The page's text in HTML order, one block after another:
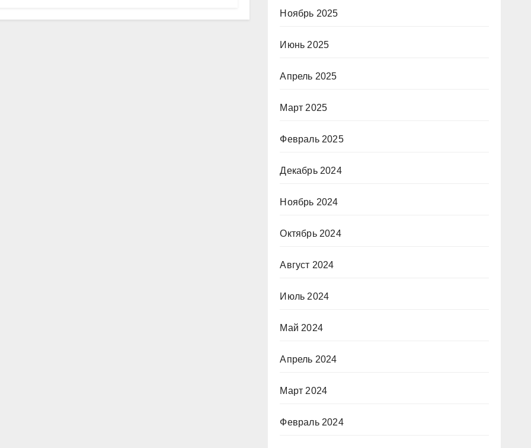
Ноябрь 2025
Июнь 2025
Апрель 2025
Март 2025
Февраль 2025
Декабрь 2024
Ноябрь 2024
Октябрь 2024
Август 2024
Июль 2024
Май 2024
Апрель 2024
Март 2024
Февраль 2024